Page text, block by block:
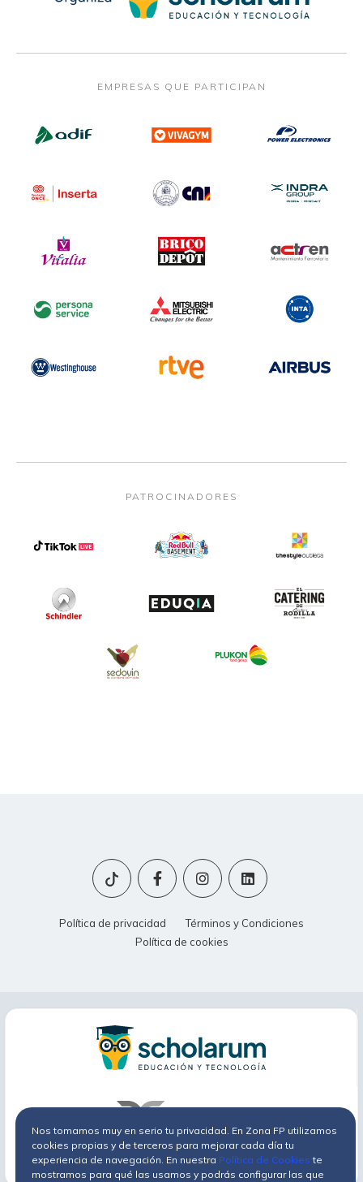
EMPRESAS QUE PARTICIPAN
PATROCINADORES
Política de privacidad
Términos y Condiciones
Política de cookies
Nos tomamos muy en serio tu privacidad. En Zona FP utilizamos
cookies propias y de terceros para mejorar cada día tu
experiencia de navegación. En nuestra Política de Cookies te
mostramos para qué las usamos y podrás configurar las que